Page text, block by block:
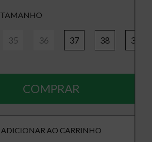
TAMANHO
35 36 37 38 39
COMPRAR